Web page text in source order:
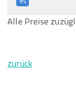
Alle Preise
zurück